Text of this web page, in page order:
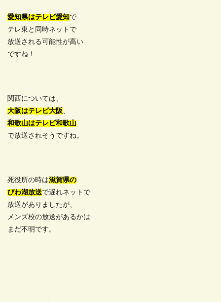
愛知県はテレビ愛知 で
テレ東と同時ネットで
放送される可能性が高い
ですね！
関西については、
大阪はテレビ大阪、
和歌山はテレビ和歌山
で放送されそうですね。
死役所の時は滋賀県の
びわ湖放送で遅れネットで
放送がありましたが、
メンズ校の放送があるかは
まだ不明です。